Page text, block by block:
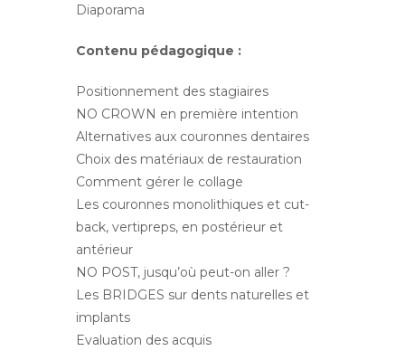
Diaporama
Contenu pédagogique :
Positionnement des stagiaires
NO CROWN en première intention
Alternatives aux couronnes dentaires
Choix des matériaux de restauration
Comment gérer le collage
Les couronnes monolithiques et cut-
back, vertipreps, en postérieur et
antérieur
NO POST, jusqu’où peut-on aller ?
Les BRIDGES sur dents naturelles et
implants
Evaluation des acquis